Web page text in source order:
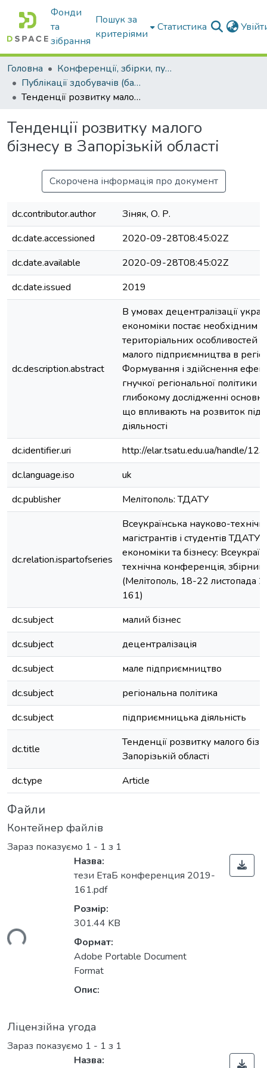
Фонди
та
зібрання
Пошук за
критеріями
Статистика
Головна
Конференції, збірки, публікації молодих вчених і здобувачів : магістрів, бакалаврів, аспірантів.
Публікації здобувачів (бакалаврів. магістрів, аспірантів)
Тенденції розвитку малого бізнесу в Запорізькій області
Тенденції розвитку малого
бізнесу в Запорізькій області
Скорочена інформація про документ
dc.contributor.author
Зіняк, О. Р.
dc.date.accessioned
2020-09-28T08:45:02Z
dc.date.available
2020-09-28T08:45:02Z
dc.date.issued
2019
dc.description.abstract
В умовах децентралізації
економіки постає необхідним
територіальних особливостей
малого підприємництва в
Формування і здійснення
гнучкої регіональної
глибокому дослідженні
що впливають на розвиток
діяльності
dc.identifier.uri
http://elar.tsatu.edu.ua/handle/
dc.language.iso
uk
dc.publisher
Мелітополь: ТДАТУ
dc.relation.ispartofseries
Всеукраїнська науково-
магістрантів і студентів
економіки та бізнесу:
технічна конференція,
(Мелітополь, 18-22 листопада
161)
dc.subject
малий бізнес
dc.subject
децентралізація
dc.subject
мале підприємництво
dc.subject
регіональна політика
dc.subject
підприємницька діяльність
dc.title
Тенденції розвитку малого
Запорізькій області
dc.type
Article
Файли
Контейнер файлів
Зараз показуємо 1 - 1 з 1
Назва:
тези ЕтаБ конференция 2019-
161.pdf
Розмір:
301.44 KB
Формат:
Adobe Portable Document
Format
Опис:
Ліцензійна угода
Зараз показуємо 1 - 1 з 1
Назва: